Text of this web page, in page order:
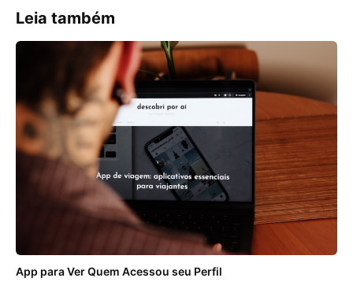
Leia também
App para Ver Quem Acessou seu Perfil